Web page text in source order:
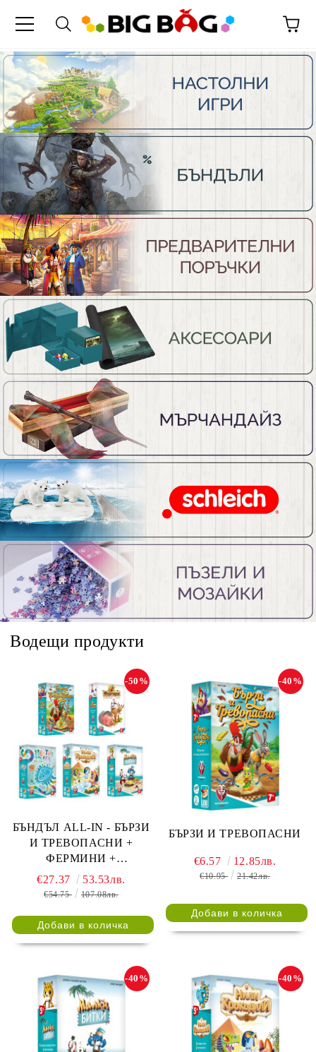
Водещи продукти
БЪНДЪЛ ALL-IN - БЪРЗИ
И ТРЕВОПАСНИ +
ФЕРМИНИ +
ЦВЕТНОПОД + НИЛИ
КРОКОДИЛИ + МАЛКИ
-50%
€27.37 53.53лв.
€54.75 107.08лв.
БЪРЗИ И ТРЕВОПАСНИ
-40%
€6.57 12.85лв.
€10.95 21.42лв.
-40% -40%